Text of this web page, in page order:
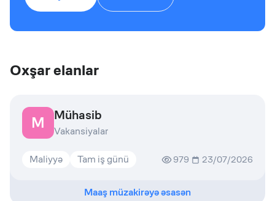
Oxşar elanlar
M Mühasib
Vakansiyalar
Maliyyə Tam iş günü 979 23/07/2026
Maaş müzakirəyə əsasən